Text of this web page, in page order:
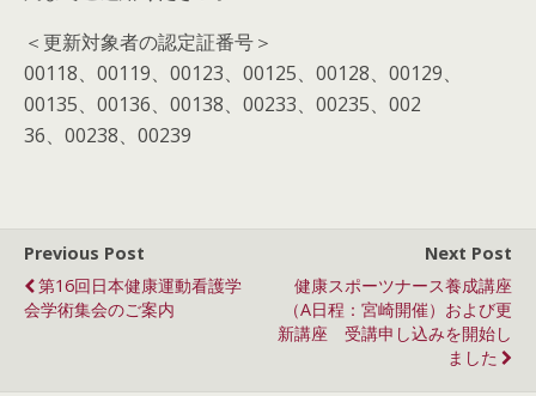
＜更新対象者の認定証番号＞
00118、00119、00123、00125、00128、00129、
00135、00136、00138、00233、00235、002
36、00238、00239
Previous Post
第16回日本健康運動看護学
会学術集会のご案内
Next Post
健康スポーツナース養成講座
（A日程：宮崎開催）および更
新講座 受講申し込みを開始し
ました